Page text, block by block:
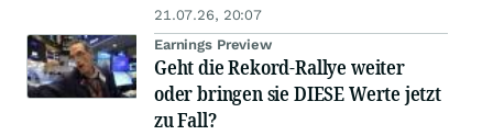
21.07.26, 20:07
Earnings Preview
Geht die Rekord-Rallye weiter
oder bringen sie DIESE Werte jetzt
zu Fall?